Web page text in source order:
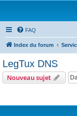
FAQ
Index du forum
LegTux DNS
Nouveau sujet